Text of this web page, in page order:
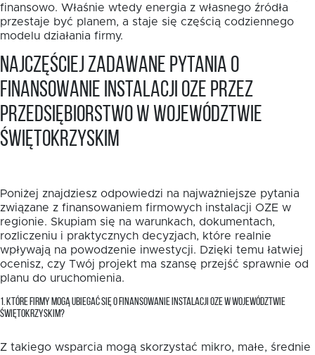
finansowo. Właśnie wtedy energia z własnego źródła
przestaje być planem, a staje się częścią codziennego
modelu działania firmy.
Najczęściej zadawane pytania o
finansowanie instalacji OZE przez
przedsiębiorstwo w województwie
świętokrzyskim
Poniżej znajdziesz odpowiedzi na najważniejsze pytania
związane z finansowaniem firmowych instalacji OZE w
regionie. Skupiam się na warunkach, dokumentach,
rozliczeniu i praktycznych decyzjach, które realnie
wpływają na powodzenie inwestycji. Dzięki temu łatwiej
ocenisz, czy Twój projekt ma szansę przejść sprawnie od
planu do uruchomienia.
1. KTÓRE FIRMY MOGĄ UBIEGAĆ SIĘ O FINANSOWANIE INSTALACJI OZE W WOJEWÓDZTWIE
ŚWIĘTOKRZYSKIM?
Z takiego wsparcia mogą skorzystać mikro, małe, średnie